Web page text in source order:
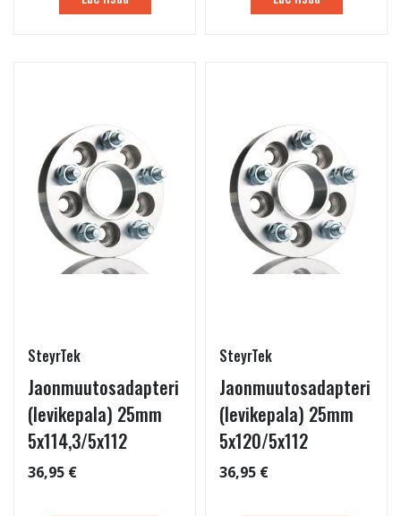
SteyrTek
Jaonmuutosadapteri
(levikepala) 25mm
5x114,3/5x112
36,95 €
SteyrTek
Jaonmuutosadapteri
(levikepala) 25mm
5x120/5x112
36,95 €